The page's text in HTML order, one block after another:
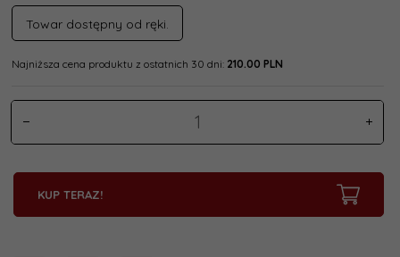
Towar dostępny od ręki.
Najniższa cena produktu z ostatnich 30 dni: 210.00 PLN
KUP TERAZ!